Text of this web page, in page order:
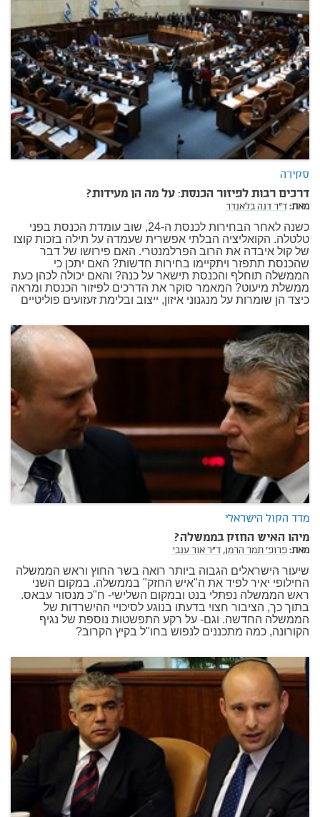
סקירה
דרכים רבות לפיזור הכנסת: על מה הן מעידות?
מאת:ד"ר דנה בלאנדר
כשנה לאחר הבחירות לכנסת ה-24, שוב עומדת הכנסת בפני
טלטלה. הקואליציה הבלתי אפשרית שעמדה על תילה בזכות קוצו
של קול איבדה את הרוב הפרלמנטרי. האם פירושו של דבר
שהכנסת תתפזר ויתקיימו בחירות חדשות? האם יתכן כי
הממשלה תוחלף והכנסת תישאר על כנה? והאם יכולה לכהן כעת
ממשלת מיעוט? המאמר סוקר את הדרכים לפיזור הכנסת ומראה
כיצד הן שומרות על מנגנוני איזון, ייצוב ובלימת זעזועים פוליטיים
מדד הקול הישראלי
מיהו האיש החזק בממשלה?
מאת:פרופ' תמר הרמן, ד"ר אור ענבי
שיעור הישראלים הגבוה ביותר רואה בשר החוץ וראש הממשלה
החילופי יאיר לפיד את ה"איש החזק" בממשלה. במקום השני
ראש הממשלה נפתלי בנט ובמקום השלישי- ח"כ מנסור עבאס.
בתוך כך, הציבור חצוי בדעתו בנוגע לסיכויי ההישרדות של
הממשלה החדשה. וגם- על רקע התפשטות נוספת של נגיף
הקורונה, כמה מתכננים לנפוש בחו"ל בקיץ הקרוב?